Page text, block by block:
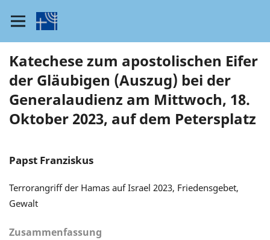
Katechese zum apostolischen Eifer
der Gläubigen (Auszug) bei der
Generalaudienz am Mittwoch, 18.
Oktober 2023, auf dem Petersplatz
Papst Franziskus
Terrorangriff der Hamas auf Israel 2023, Friedensgebet,
Gewalt
Zusammenfassung